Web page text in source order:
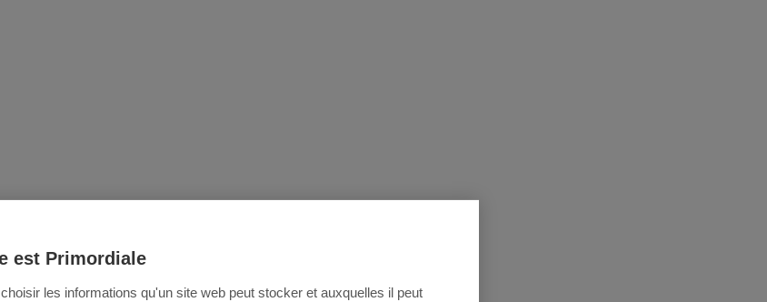
est Primordiale
les informations qu'un site web peut stocker et auxquelles il peut